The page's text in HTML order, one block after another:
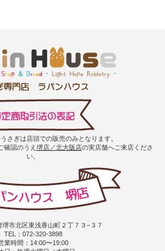
さぎは店頭での販売のみとなります。
確認のうえ 堺店／北大阪店の実店舗へご来店くださ
い。
堺市北区東浅香山町２丁７３−３７
TEL：072-320-3898
業時間：14:00〜19:00